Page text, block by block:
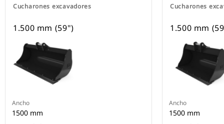
Cucharones excavadores
1.500 mm (59")
Ancho
1500 mm
Cucharones
1.500 mm
Ancho
1500 mm